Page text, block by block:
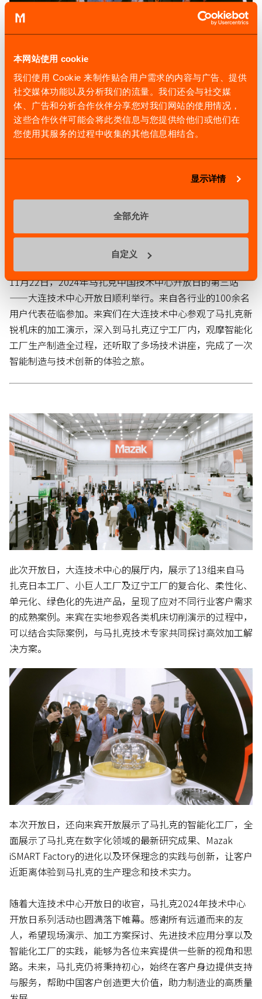
本网站使用 cookie
我们使用 Cookie 来制作贴合用户需求的内容与广告、提供
社交媒体功能以及分析我们的流量。我们还会与社交媒
体、广告和分析合作伙伴分享您对我们网站的使用情况，
这些合作伙伴可能会将此类信息与您提供给他们或他们在
您使用其服务的过程中收集的其他信息相结合。
显示详情
全部允许
自定义
展厅内还有丰富的行业应用案例，覆盖10大行业超30个细
分业态。来宾在实地参观各类机床切削演示的过程中，可以
结合实际案例，与马扎克技术专家共同探讨高效加工解决方
本次活动还向来宾开放展示了马扎克售后服务中心及全球第
四个大规模备件中心，带领来宾近距离感受了智能仓储、智
11月22日，2024年马扎克中国技术中心开放日的第三站
——大连技术中心开放日顺利举行。来自各行业的100余名
用户代表莅临参加。来宾们在大连技术中心参观了马扎克新
锐机床的加工演示，深入到马扎克辽宁工厂内，观摩智能化
工厂生产制造全过程，还听取了多场技术讲座，完成了一次
智能制造与技术创新的体验之旅。
此次开放日，大连技术中心的展厅内，展示了13组来自马
扎克日本工厂、小巨人工厂及辽宁工厂的复合化、柔性化、
单元化、绿色化的先进产品，呈现了应对不同行业客户需求
的成熟案例。来宾在实地参观各类机床切削演示的过程中，
可以结合实际案例，与马扎克技术专家共同探讨高效加工解
决方案。
本次开放日，还向来宾开放展示了马扎克的智能化工厂，全
面展示了马扎克在数字化领域的最新研究成果、Mazak
iSMART Factory的进化以及环保理念的实践与创新，让客户
近距离体验到马扎克的生产理念和技术实力。
随着大连技术中心开放日的收官，马扎克2024年技术中心
开放日系列活动也圆满落下帷幕。感谢所有远道而来的友
人，希望现场演示、加工方案探讨、先进技术应用分享以及
智能化工厂的实践，能够为各位来宾提供一些新的视角和思
路。未来，马扎克仍将秉持初心，始终在客户身边提供支持
与服务，帮助中国客户创造更大价值，助力制造业的高质量